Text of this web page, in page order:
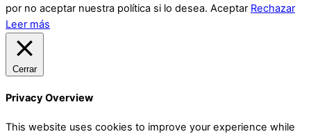
por no aceptar nuestra política si lo desea. Aceptar Rechazar
Leer más
Cerrar
Privacy Overview
This website uses cookies to improve your experience while